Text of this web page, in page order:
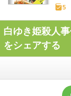
5
白ゆき姫殺人
をシェアする